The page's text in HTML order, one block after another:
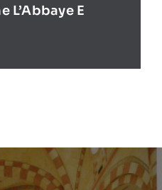
L’Abbaye E